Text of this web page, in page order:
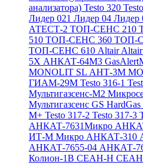
анализатора) Testo 320
Лидер 021 Лидер 04 Лидер
АТЕСТ-2 ТОП-СЕНС 210
510 ТОП-СЕНС 360 ТОП-
ТОП-СЕНС 610 Altair
5X АНКАТ-64М3
MONOLIT SL АНТ-3М
ГИАМ-29М Testo 316-1
Мультигазсенс-М2
Мультигазсенс GS HardGas
M+ Testo 317-2 Testo 317-3
АНКАТ-7631Микро
ИТ-М Микро АНКАТ-310
АНКАТ-7655-04 АНКАТ-
Колион-1В СЕАН-Н